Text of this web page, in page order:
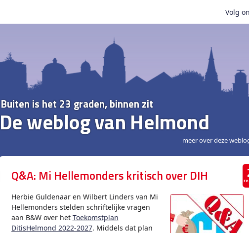
Volg
Buiten is het 23 graden, binnen zit
De weblog van Helmond
meer over deze
Q&A: Mi Hellemonders kritisch over DIH
Herbie Guldenaar en Wilbert Linders van Mi
Hellemonders stelden schriftelijke vragen
aan B&W over het Toekomstplan
DitisHelmond 2022-2027. Middels dat plan